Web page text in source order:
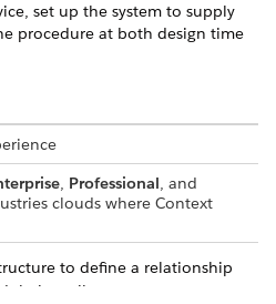
set up the system to supply
procedure at both design time
, Professional, and
clouds where Context
to define a relationship
their attributes.